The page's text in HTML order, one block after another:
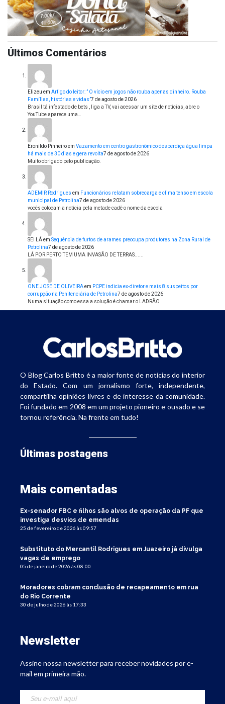
Últimos Comentários
Elizeu em Artigo do leitor: ” O vício em jogos não rouba apenas dinheiro. Rouba
Famílias, histórias e vidas”7 de agosto de 2026
Brasil tá infestado de bets , liga a TV, vai acessar um site de notícias, abre o
YouTube aparece uma…
Eronildo Pinheiroem Vazamento em centro gastronômico desperdiça água limpa
há mais de 30 dias e gera revolta7 de agosto de 2026
Muito obrigado pelo publicação.
ADEMIR Rodrigues em Funcionários relatam sobrecarga e clima tenso em escola
municipal de Petrolina7 de agosto de 2026
vocês colocam a notícia pela metade cadê o nome da escola
SEI LÁem Sequência de furtos de arames preocupa produtores na Zona Rural de
Petrolina7 de agosto de 2026
LÁ POR PERTO TEM UMA INVASÃO DE TERRAS......
ONE JOSE DE OLIVEIRAem PCPE indicia ex-diretor e mais 8 suspeitos por
corrupção na Penitenciária de Petrolina7 de agosto de 2026
Numa situação como essa a solução é chamar o LADRÃO
O Blog Carlos Britto é a maior fonte de notícias do interior
do Estado. Com um jornalismo forte, independente,
compartilha opiniões livres e de interesse da comunidade.
Foi fundado em 2008 em um projeto pioneiro e ousado e se
tornou referência. Na frente em tudo!
Últimas postagens
Mais comentadas
Ex-senador FBC e filhos são alvos de operação da PF que
investiga desvios de emendas
25 de fevereiro de 2026 às 09:57
Substituto do Mercantil Rodrigues em Juazeiro já divulga
vagas de emprego
05 de janeiro de 2026 às 08:00
Moradores cobram conclusão de recapeamento em rua
do Rio Corrente
30 de julho de 2026 às 17:33
Newsletter
Assine nossa newsletter para receber novidades por e-
mail em primeira mão.